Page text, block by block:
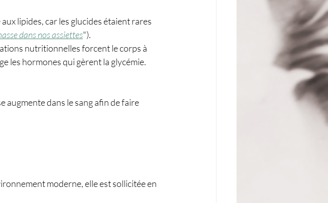
lipides, car les glucides étaient rares
dans nos assiettes").
nutritionnelles forcent le corps à
les hormones qui gèrent la glycémie.
augmente dans le sang afin de faire
moderne, elle est sollicitée en